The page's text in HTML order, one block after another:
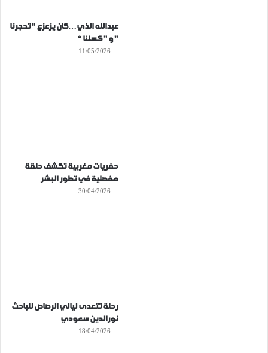
عبدالله الذي…كان يزعزع ” تحجرنا
” و ” كسلنا “
11/05/2026
حفريات مغربية تكشف حلقة
مفصلية في تطور البشر
30/04/2026
رحلة تتعدى ليالي الرصاص للباحث
نورالدين سعودي
18/04/2026